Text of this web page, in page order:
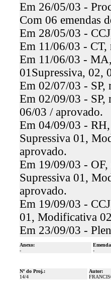
Em 26/05/03 -
Com 06 emendas
Em 28/05/03 -
Em 11/06/03 - CT,
Em 11/06/03 -
01Supressiva, 02,
Em 02/07/03 - SP,
Em 02/09/03 - SP,
06/03 / aprovado.
Em 04/09/03 -
Supressiva 01,
aprovado.
Em 19/09/03 -
Supressiva 01,
aprovado.
Em 19/09/03 -
01, Modificativa
Em 23/09/03 -
Anexo:
-
-
Nº do Proj.:
14/4
Autor: